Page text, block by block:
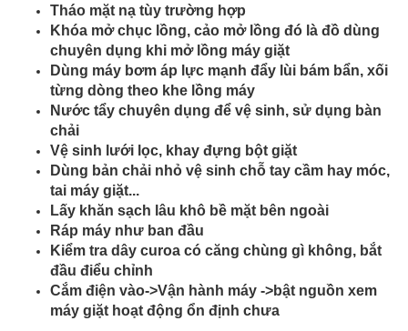
Tháo mặt nạ tùy trường hợp
Khóa mở chục lồng, cảo mở lồng đó là đồ dùng
chuyên dụng khi mở lồng máy giặt
Dùng máy bơm áp lực mạnh đẩy lùi bám bẩn, xối
từng dòng theo khe lồng máy
Nước tẩy chuyên dụng để vệ sinh, sử dụng bàn
chải
Vệ sinh lưới lọc, khay đựng bột giặt
Dùng bản chải nhỏ vệ sinh chỗ tay cầm hay móc,
tai máy giặt...
Lấy khăn sạch lâu khô bề mặt bên ngoài
Ráp máy như ban đầu
Kiểm tra dây curoa có căng chùng gì không, bắt
đầu điểu chỉnh
Cắm điện vào->Vận hành máy ->bật nguồn xem
máy giặt hoạt động ổn định chưa